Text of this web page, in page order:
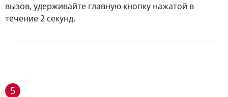
вызов, удерживайте главную кнопку нажатой в
течение 2 секунд.
5